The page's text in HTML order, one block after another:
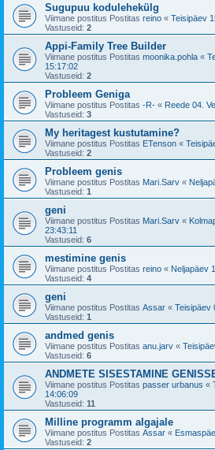
Sugupuu kodulehekülg
Viimane postitus Postitas reino « Teisipäev
Vastuseid: 2
Appi-Family Tree Builder
Viimane postitus Postitas moonika.pohla «
15:17:02
Vastuseid: 2
Probleem Geniga
Viimane postitus Postitas -R- « Reede 04.
Vastuseid: 3
My heritagest kustutamine?
Viimane postitus Postitas ETenson «
Vastuseid: 2
Probleem genis
Viimane postitus Postitas Mari.Sarv «
Vastuseid: 1
geni
Viimane postitus Postitas Mari.Sarv «
23:43:11
Vastuseid: 6
mestimine genis
Viimane postitus Postitas reino « Neljapäev
Vastuseid: 4
geni
Viimane postitus Postitas Assar « Teisipäev
Vastuseid: 1
andmed genis
Viimane postitus Postitas anu.jarv «
Vastuseid: 6
ANDMETE SISESTAMINE
Viimane postitus Postitas passer urbanus «
14:06:09
Vastuseid: 11
Milline programm algajale
Viimane postitus Postitas Assar «
Vastuseid: 2